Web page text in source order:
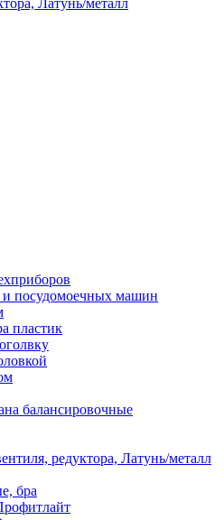
Латунь/металл
и посудомоечных машин
пластик
балансировочные
редуктора, Латунь/металл
бра